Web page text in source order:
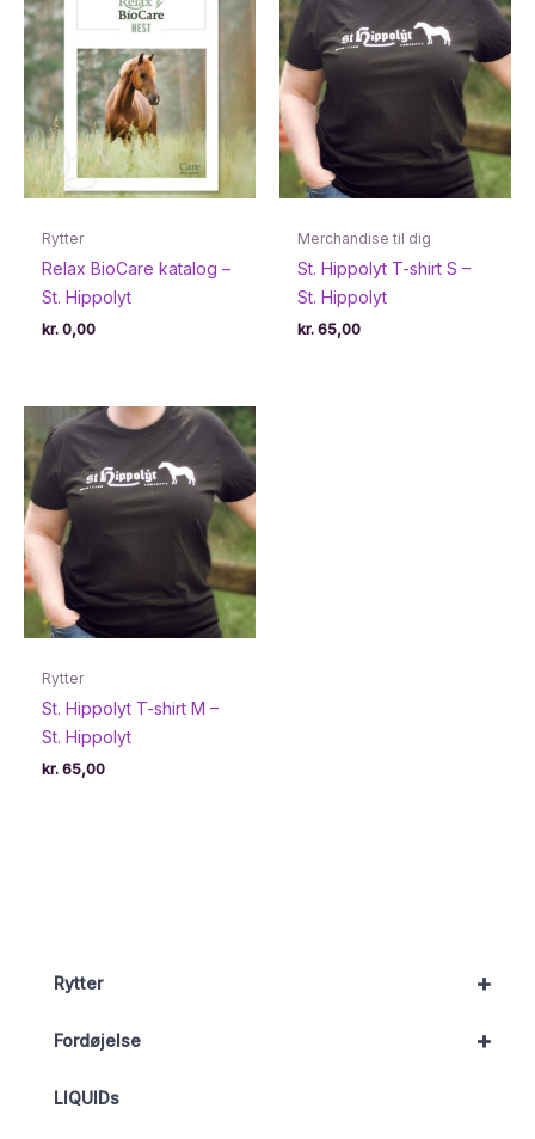
+
Rytter
+
Fordøjelse
LIQUIDs
Rytter
Relax BioCare katalog –
St. Hippolyt
kr. 0,00
Merchandise til dig
St. Hippolyt T-shirt S –
St. Hippolyt
kr. 65,00
Rytter
St. Hippolyt T-shirt M –
St. Hippolyt
kr. 65,00